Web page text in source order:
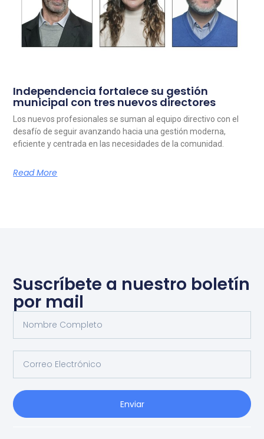
Independencia fortalece su gestión
municipal con tres nuevos directores
Los nuevos profesionales se suman al equipo directivo con el
desafío de seguir avanzando hacia una gestión moderna,
eficiente y centrada en las necesidades de la comunidad.
Read More
Suscríbete a nuestro boletín
por mail
Enviar